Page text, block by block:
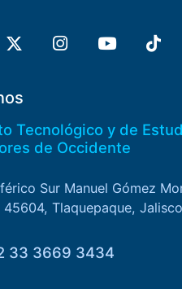
Tecnológico y de
de Occidente
Sur Manuel Gómez
45604, Tlaquepaque,
33 3669 3434